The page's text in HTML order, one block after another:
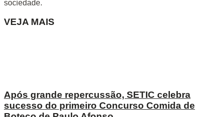
sociedade.
VEJA MAIS
Após grande repercussão, SETIC celebra
sucesso do primeiro Concurso Comida de